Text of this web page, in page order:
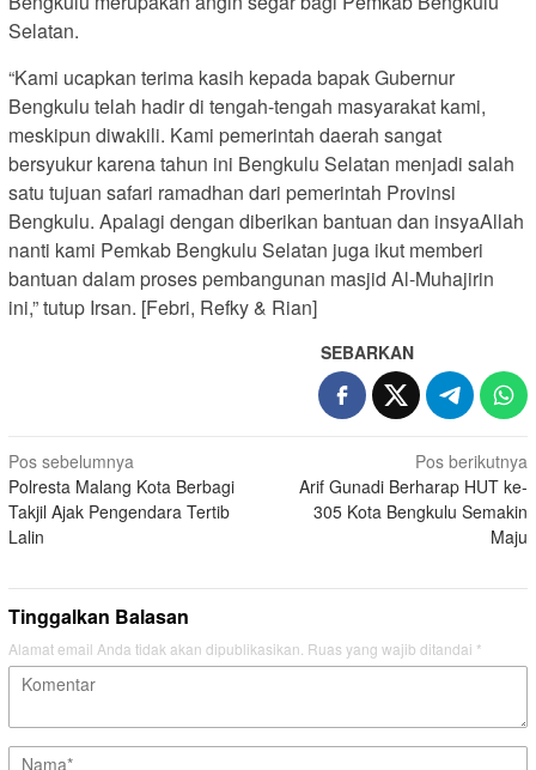
Selatan.
“Kami ucapkan terima kasih kepada bapak Gubernur
Bengkulu telah hadir di tengah-tengah masyarakat kami,
meskipun diwakili. Kami pemerintah daerah sangat
bersyukur karena tahun ini Bengkulu Selatan menjadi salah
satu tujuan safari ramadhan dari pemerintah Provinsi
Bengkulu. Apalagi dengan diberikan bantuan dan insyaAllah
nanti kami Pemkab Bengkulu Selatan juga ikut memberi
bantuan dalam proses pembangunan masjid Al-Muhajirin
ini,” tutup Irsan. [Febri, Refky & Rian]
SEBARKAN
Navigasi
pos
Pos sebelumnya
Polresta Malang Kota Berbagi
Takjil Ajak Pengendara Tertib
Lalin
Pos berikutnya
Arif Gunadi Berharap HUT ke-
305 Kota Bengkulu Semakin
Maju
Tinggalkan Balasan
Alamat email Anda tidak akan dipublikasikan. Ruas yang wajib ditandai *